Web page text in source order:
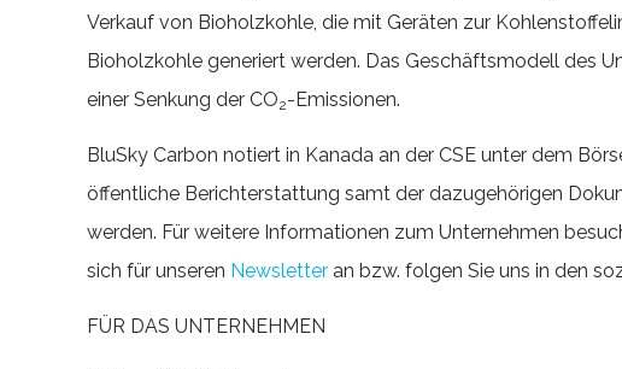
Verkauf von Bioholzkohle, die mit Geräten zur
Bioholzkohle generiert werden. Das Geschäftsmodell des
einer Senkung der CO2-Emissionen.
BluSky Carbon notiert in Kanada an der CSE unter dem
öffentliche Berichterstattung samt der dazugehörigen
werden. Für weitere Informationen zum Unternehmen
sich für unseren Newsletter an bzw. folgen Sie uns in den
FÜR DAS UNTERNEHMEN